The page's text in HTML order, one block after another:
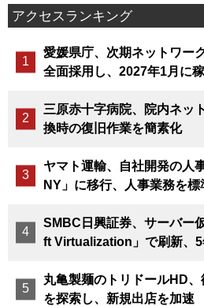
アクセスランキング
愛媛県庁、次期ネットワー
全面採用し、2027年1月に
三原赤十字病院、院内ネッ
換時の復旧作業を簡素化
ヤマト運輸、自社開発の人
NY」に移行、人事業務を
SMBC日興証券、サーバー
ft Virtualization」で刷新、
丸亀製麺のトリドールHD
を探索し、新規出店を加速